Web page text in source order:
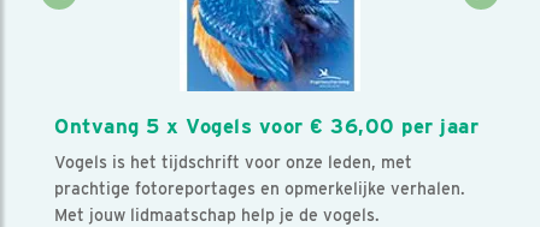
Ontvang 5 x Vogels voor € 36,00 per jaar
Vogels is het tijdschrift voor onze leden, met
prachtige fotoreportages en opmerkelijke verhalen.
Met jouw lidmaatschap help je de vogels.